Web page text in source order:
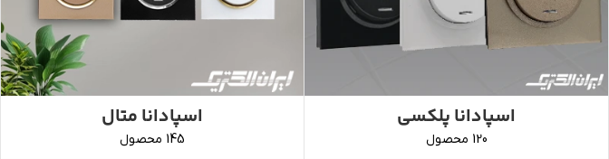
اسپادانا پلکسی
120 محصول
اسپادانا متال
145 محصول